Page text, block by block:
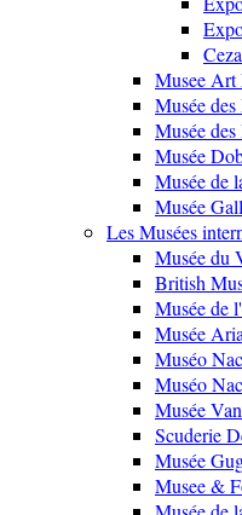
Musee Art
Musée
Musée
Musée
Musée de
Musée
Les Musées
Musée du
British
Musée de
Musée
Muséo
Muséo
Musée
Scuderie
Musée
Musee &